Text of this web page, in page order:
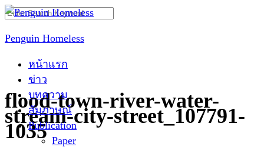
Skip
content
Penguin Homeless
หน้าแรก
ข่าว
บทความ
สัมภาษณ์
Publication
Paper
Search
flood-town-river-water-
stream-city-street_107791-
1035